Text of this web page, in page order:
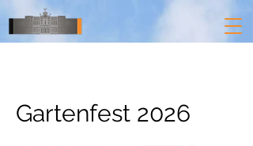
Gartenfest 2026